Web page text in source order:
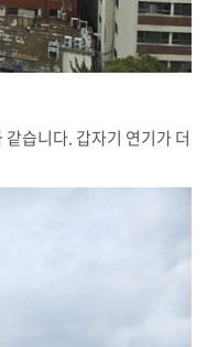
습니다. 갑자기 연기가 더